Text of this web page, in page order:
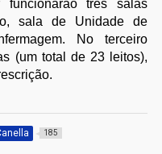
funcionarão três salas
sala de Unidade de
No terceiro
(um total de 23 leitos),
185